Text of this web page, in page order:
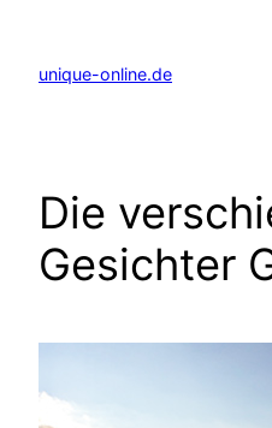
springen
unique-online.de
Die
Gesichter